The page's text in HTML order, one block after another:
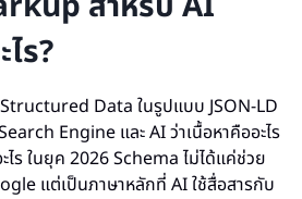
ร?
Data ในรูปแบบ JSON-LD
Engine และ AI ว่าเนื้อหาคืออะไร
ไร ในยุค 2026 Schema ไม่ได้แค่ช่วย
แต่เป็นภาษาหลักที่ AI ใช้สื่อสารกับ